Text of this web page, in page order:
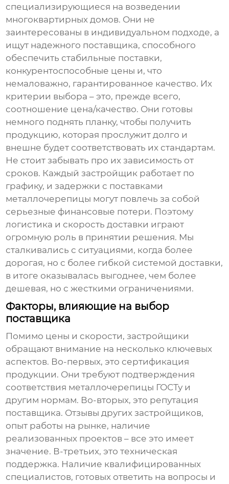
специализирующиеся на возведении
многоквартирных домов. Они не
заинтересованы в индивидуальном подходе, а
ищут надежного поставщика, способного
обеспечить стабильные поставки,
конкурентоспособные цены и, что
немаловажно, гарантированное качество. Их
критерии выбора – это, прежде всего,
соотношение цена/качество. Они готовы
немного поднять планку, чтобы получить
продукцию, которая прослужит долго и
внешне будет соответствовать их стандартам.
Не стоит забывать про их зависимость от
сроков. Каждый застройщик работает по
графику, и задержки с поставками
металлочерепицы могут повлечь за собой
серьезные финансовые потери. Поэтому
логистика и скорость доставки играют
огромную роль в принятии решения. Мы
сталкивались с ситуациями, когда более
дорогая, но с более гибкой системой доставки,
в итоге оказывалась выгоднее, чем более
дешевая, но с жесткими ограничениями.
Факторы, влияющие на выбор
поставщика
Помимо цены и скорости, застройщики
обращают внимание на несколько ключевых
аспектов. Во-первых, это сертификация
продукции. Они требуют подтверждения
соответствия металлочерепицы ГОСТу и
другим нормам. Во-вторых, это репутация
поставщика. Отзывы других застройщиков,
опыт работы на рынке, наличие
реализованных проектов – все это имеет
значение. В-третьих, это техническая
поддержка. Наличие квалифицированных
специалистов, готовых ответить на вопросы и